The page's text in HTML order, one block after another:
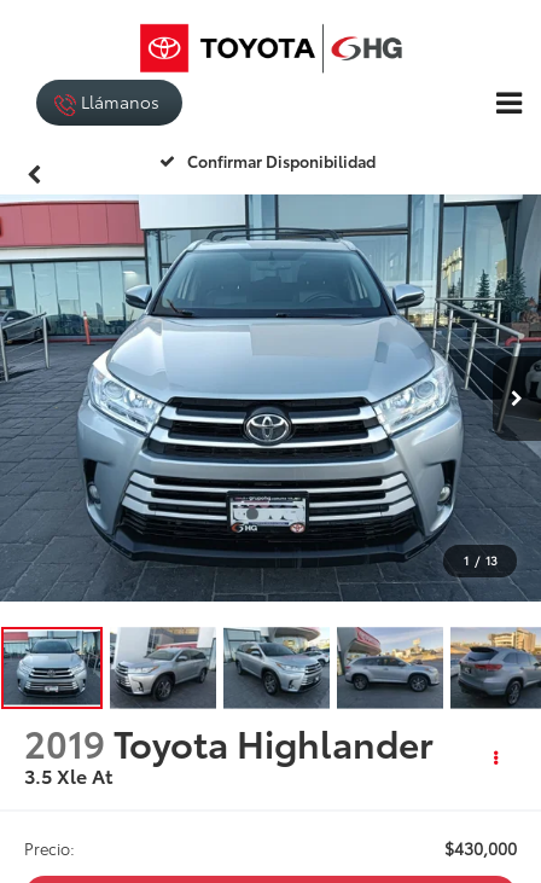
Llámanos
Confirmar Disponibilidad
1 / 13
2019Toyota Highlander
3.5 Xle At
Precio: $430,000